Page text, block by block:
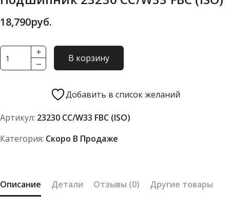
18,790руб.
Количество
товара
FBC
В корзину
Добавить в список желаний
Артикул: 23230 CC/W33 FBC (ISO)
Категория: Скоро В Продаже
Описание Детали Отзывы (0) Другие товары